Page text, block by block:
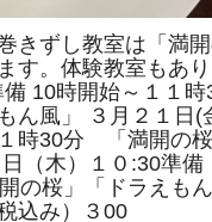
きずし教室は「満
す。体験教室もあ
備 10時開始～１１
ん風」 ３月２１日(
時30分 「満開の
（木）１０:30準備
の桜」「ドラえも
込み）３00